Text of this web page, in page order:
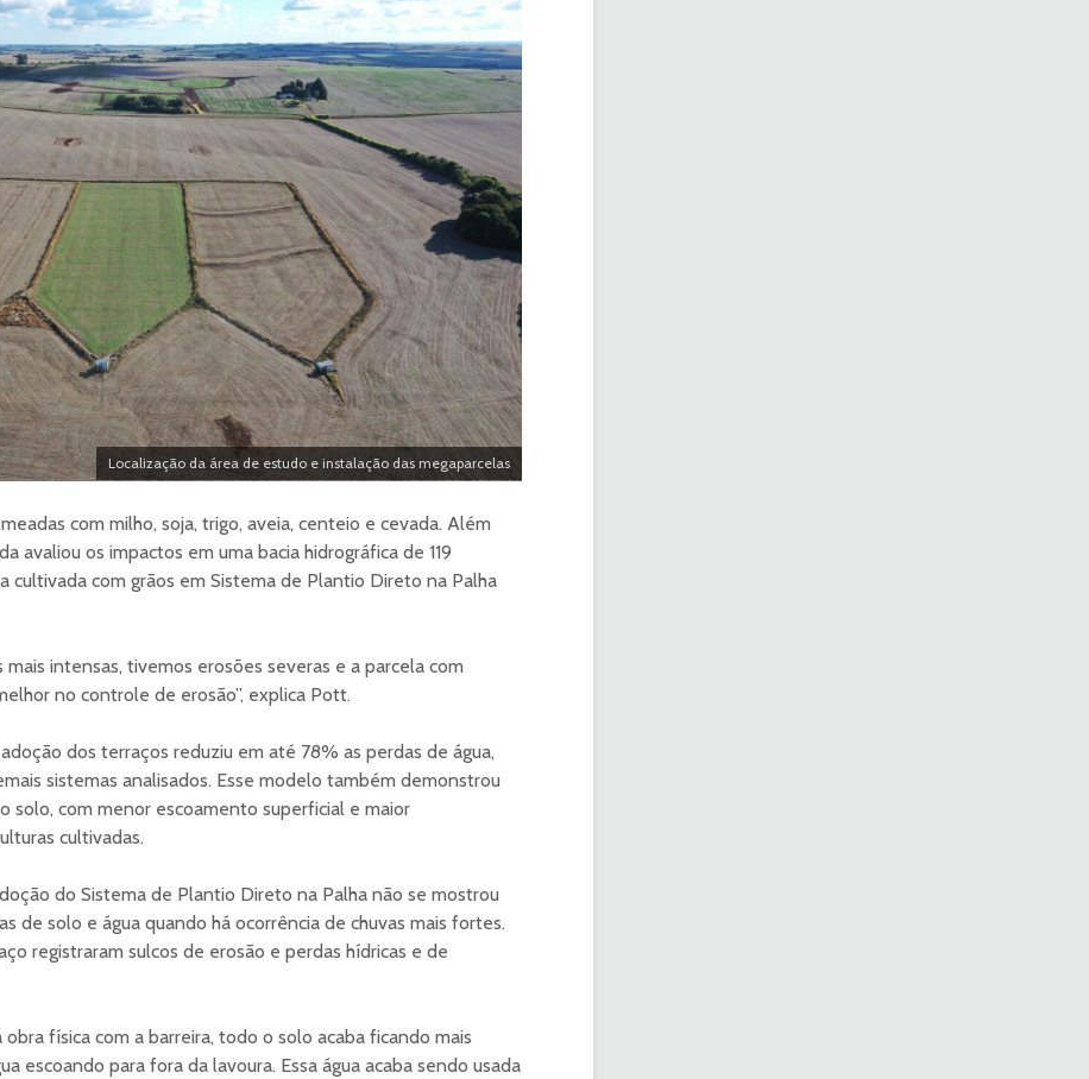
Localização da área de estudo e instalação das megaparcelas
com milho, soja, trigo, aveia, centeio e cevada. Além
avaliou os impactos em uma bacia hidrográfica de 119
cultivada com grãos em Sistema de Plantio Direto na Palha
mais intensas, tivemos erosões severas e a parcela com
no controle de erosão”, explica Pott.
dos terraços reduziu em até 78% as perdas de água,
sistemas analisados. Esse modelo também demonstrou
solo, com menor escoamento superficial e maior
cultivadas.
do Sistema de Plantio Direto na Palha não se mostrou
de solo e água quando há ocorrência de chuvas mais fortes.
registraram sulcos de erosão e perdas hídricas e de
física com a barreira, todo o solo acaba ficando mais
escoando para fora da lavoura. Essa água acaba sendo usada